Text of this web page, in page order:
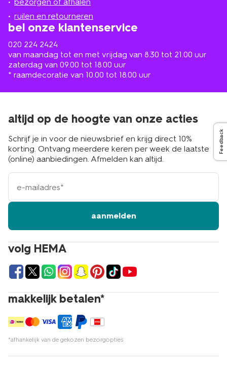
bezorgen of afhalen
ruilen en retourneren
bel onze klantenservice
020 224 2424
van maandag tot en met vrijdag van 8.30 tot 21.00 uur
zaterdag van 09.00 tot 18.00 uur
* raamdecoratie van 10.00 tot 18.00 uur
de
buurt
volg HEMA
makkelijk betalen*
*afhankelijk van de gekozen bezorgopties
altijd op de hoogte van onze acties
Schrijf je in voor de nieuwsbrief en krijg direct 10%
korting. Ontvang meerdere keren per week de laatste
(online) aanbiedingen. Afmelden kan altijd.
e-
mailadres
aanmelden
Feedback